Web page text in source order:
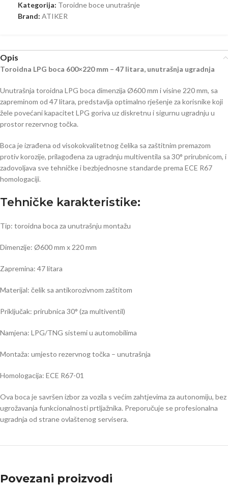
Kategorija: Toroidne boce unutrašnje
Brand: ATIKER
Opis
Toroidna LPG boca 600×220 mm – 47 litara, unutrašnja ugradnja
Unutrašnja toroidna LPG boca dimenzija Ø600 mm i visine 220 mm, sa
zapreminom od 47 litara, predstavlja optimalno rješenje za korisnike koji
žele povećani kapacitet LPG goriva uz diskretnu i sigurnu ugradnju u
prostor rezervnog točka.
Boca je izrađena od visokokvalitetnog čelika sa zaštitnim premazom
protiv korozije, prilagođena za ugradnju multiventila sa 30° prirubnicom, i
zadovoljava sve tehničke i bezbjednosne standarde prema ECE R67
homologaciji.
Tehničke karakteristike:
Tip: toroidna boca za unutrašnju montažu
Dimenzije: Ø600 mm x 220 mm
Zapremina: 47 litara
Materijal: čelik sa antikorozivnom zaštitom
Priključak: prirubnica 30° (za multiventil)
Namjena: LPG/TNG sistemi u automobilima
Montaža: umjesto rezervnog točka – unutrašnja
Homologacija: ECE R67-01
Ova boca je savršen izbor za vozila s većim zahtjevima za autonomiju, bez
ugrožavanja funkcionalnosti prtljažnika. Preporučuje se profesionalna
ugradnja od strane ovlaštenog servisera.
Povezani proizvodi